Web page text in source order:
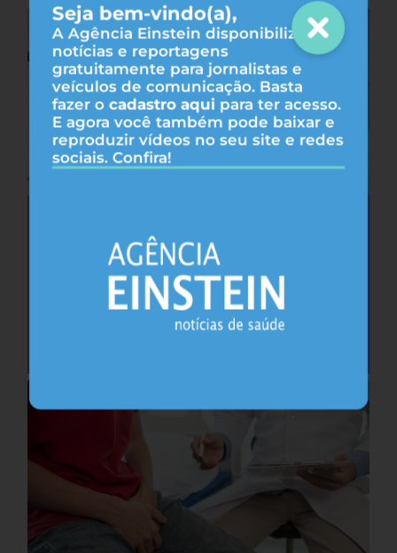
Seja bem-vindo(a),
A Agência Einstein disponibiliza
notícias e reportagens
gratuitamente para jornalistas e
veículos de comunicação. Basta
fazer o cadastro aqui para ter acesso.
E agora você também pode baixar e
reproduzir vídeos no seu site e redes
sociais. Confira!
Saúde do coração após os 45 anos pode
antecipar risco de demência